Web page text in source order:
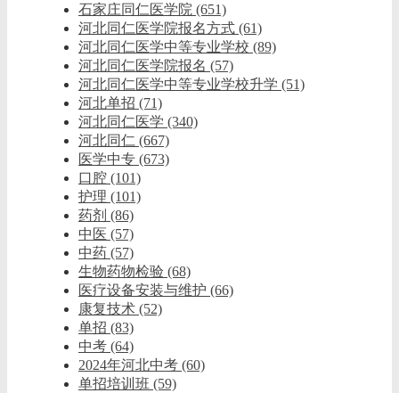
石家庄同仁医学院 (651)
河北同仁医学院报名方式 (61)
河北同仁医学中等专业学校 (89)
河北同仁医学院报名 (57)
河北同仁医学中等专业学校升学 (51)
河北单招 (71)
河北同仁医学 (340)
河北同仁 (667)
医学中专 (673)
口腔 (101)
护理 (101)
药剂 (86)
中医 (57)
中药 (57)
生物药物检验 (68)
医疗设备安装与维护 (66)
康复技术 (52)
单招 (83)
中考 (64)
2024年河北中考 (60)
单招培训班 (59)